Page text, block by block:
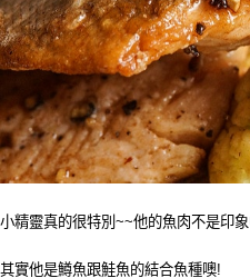
小精靈真的很特別~~他的魚肉不是印
其實他是鱒魚跟鮭魚的結合魚種噢!